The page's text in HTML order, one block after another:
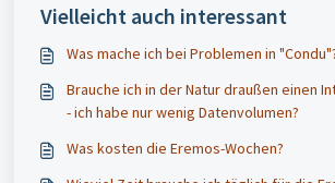
Vielleicht auch interessant
Was mache ich bei Problemen in
Brauche ich in der Natur draußen einen
- ich habe nur wenig Datenvolumen?
Was kosten die Eremos-Wochen?